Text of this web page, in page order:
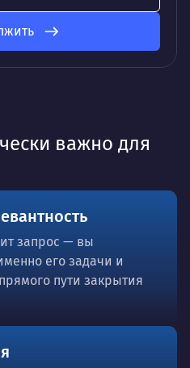
важно для
запрос — вы
его задачи и
пути закрытия